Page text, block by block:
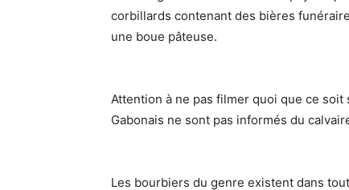
corbillards contenant des bières
une boue pâteuse.
Attention à ne pas filmer quoi que ce
Gabonais ne sont pas informés du
Les bourbiers du genre existent dans